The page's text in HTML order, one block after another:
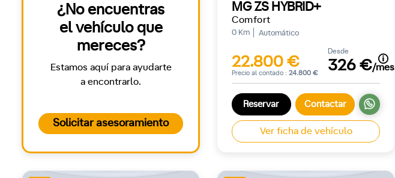
¿No encuentras
el vehículo que
mereces?
Estamos aquí para ayudarte
a encontrarlo.
Solicitar asesoramiento
MG ZS HYBRID+
Comfort
0 Km Automático
22.800 €
Precio al contado : 24.800 €
Desde
326 €/mes
Reservar Contactar
Ver ficha de vehículo